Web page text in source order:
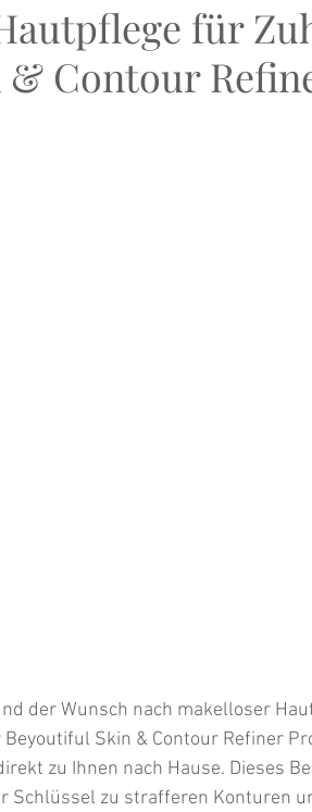
für
Contour
der Wunsch nach makelloser
Skin & Contour Refiner
zu Ihnen nach Hause. Dieses
Schlüssel zu strafferen Konturen